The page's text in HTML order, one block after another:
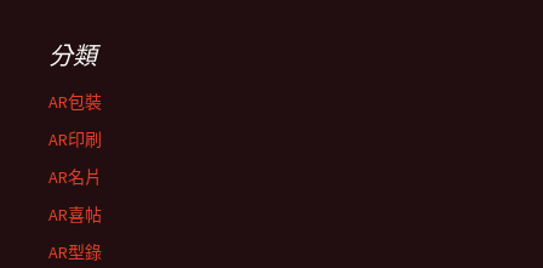
分類
AR包裝
AR印刷
AR名片
AR喜帖
AR型錄